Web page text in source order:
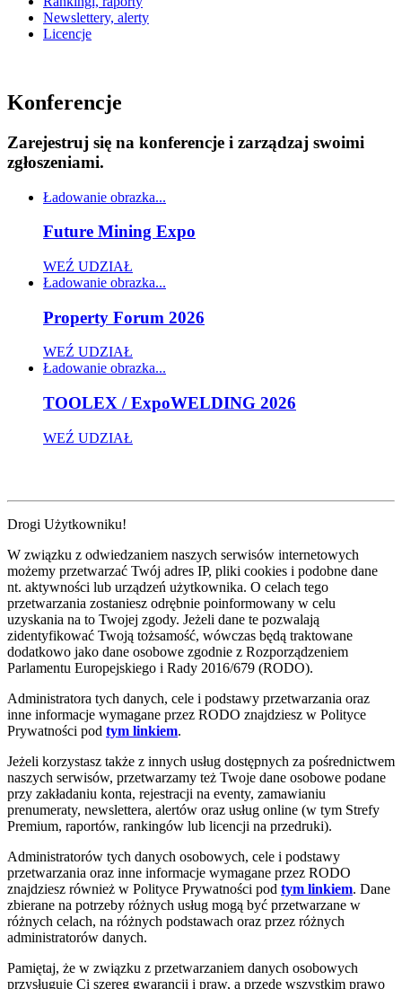
Newslettery, alerty
Licencje
Konferencje
Zarejestruj się na konferencje i zarządzaj swoimi
zgłoszeniami.
Ładowanie obrazka...
Future Mining Expo
WEŹ UDZIAŁ
Ładowanie obrazka...
Property Forum 2026
WEŹ UDZIAŁ
Ładowanie obrazka...
TOOLEX / ExpoWELDING 2026
WEŹ UDZIAŁ
Drogi Użytkowniku!
W związku z odwiedzaniem naszych serwisów internetowych
możemy przetwarzać Twój adres IP, pliki cookies i podobne dane
nt. aktywności lub urządzeń użytkownika. O celach tego
przetwarzania zostaniesz odrębnie poinformowany w celu
uzyskania na to Twojej zgody. Jeżeli dane te pozwalają
zidentyfikować Twoją tożsamość, wówczas będą traktowane
dodatkowo jako dane osobowe zgodnie z Rozporządzeniem
Parlamentu Europejskiego i Rady 2016/679 (RODO).
Administratora tych danych, cele i podstawy przetwarzania oraz
inne informacje wymagane przez RODO znajdziesz w Polityce
Prywatności pod tym linkiem.
Jeżeli korzystasz także z innych usług dostępnych za pośrednictwem
naszych serwisów, przetwarzamy też Twoje dane osobowe podane
przy zakładaniu konta, rejestracji na eventy, zamawianiu
prenumeraty, newslettera, alertów oraz usług online (w tym Strefy
Premium, raportów, rankingów lub licencji na przedruki).
Administratorów tych danych osobowych, cele i podstawy
przetwarzania oraz inne informacje wymagane przez RODO
znajdziesz również w Polityce Prywatności pod tym linkiem. Dane
zbierane na potrzeby różnych usług mogą być przetwarzane w
różnych celach, na różnych podstawach oraz przez różnych
administratorów danych.
Pamiętaj, że w związku z przetwarzaniem danych osobowych
przysługuje Ci szereg gwarancji i praw, a przede wszystkim prawo